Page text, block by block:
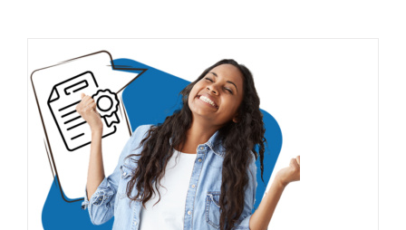
AJOUTER AU PANIER / DÉTAILS